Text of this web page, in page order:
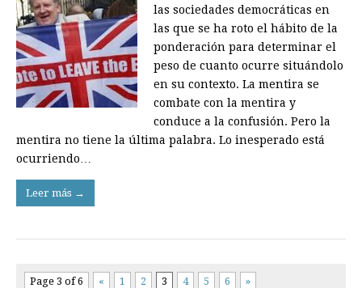
las sociedades democráticas en
las que se ha roto el hábito de la
ponderación para determinar el
peso de cuanto ocurre situándolo
en su contexto. La mentira se
combate con la mentira y
conduce a la confusión. Pero la
mentira no tiene la última palabra. Lo inesperado está
ocurriendo…
Leer más →
Page 3 of 6 « 1 2 3 4 5 6 »